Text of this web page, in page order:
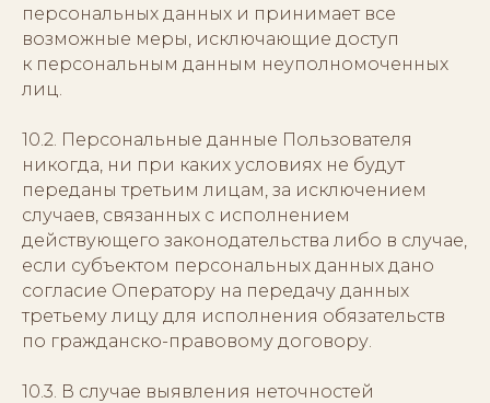
персональных данных и принимает все
возможные меры, исключающие доступ
к персональным данным неуполномоченных
лиц.
10.2. Персональные данные Пользователя
никогда, ни при каких условиях не будут
переданы третьим лицам, за исключением
случаев, связанных с исполнением
действующего законодательства либо в случае,
если субъектом персональных данных дано
согласие Оператору на передачу данных
третьему лицу для исполнения обязательств
по гражданско-правовому договору.
10.3. В случае выявления неточностей